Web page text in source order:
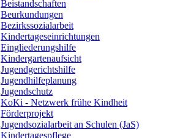
Beistandschaften
Beurkundungen
Bezirkssozialarbeit
Kindertageseinrichtungen
Eingliederungshilfe
Kindergartenaufsicht
Jugendgerichtshilfe
Jugendhilfeplanung
Jugendschutz
KoKi - Netzwerk frühe Kindheit
Förderprojekt
Jugendsozialarbeit an Schulen (JaS)
Kindertagespflege